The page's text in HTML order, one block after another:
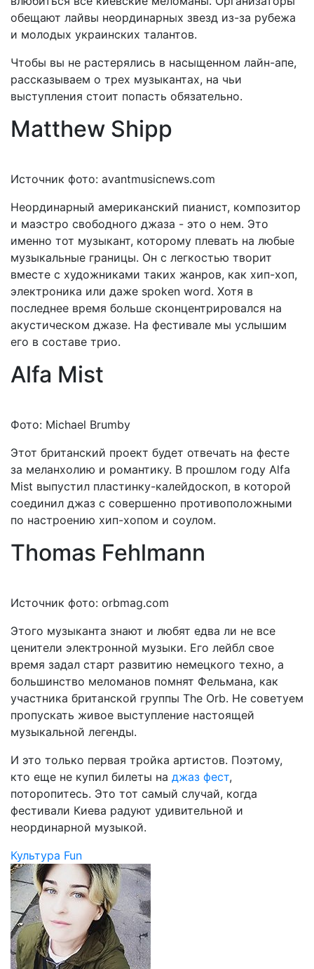
обещают лайвы неординарных звезд из-за рубежа
и молодых украинских талантов.
Чтобы вы не растерялись в насыщенном лайн-апе,
рассказываем о трех музыкантах, на чьи
выступления стоит попасть обязательно.
Matthew Shipp
Источник фото: avantmusicnews.com
Неординарный американский пианист, композитор
и маэстро свободного джаза - это о нем. Это
именно тот музыкант, которому плевать на любые
музыкальные границы. Он с легкостью творит
вместе с художниками таких жанров, как хип-хоп,
электроника или даже spoken word. Хотя в
последнее время больше сконцентрировался на
акустическом джазе. На фестивале мы услышим
его в составе трио.
Alfa Mist
Фото: Michael Brumby
Этот британский проект будет отвечать на фесте
за меланхолию и романтику. В прошлом году Alfa
Mist выпустил пластинку-калейдоскоп, в которой
соединил джаз с совершенно противоположными
по настроению хип-хопом и соулом.
Thomas Fehlmann
Источник фото: orbmag.com
Этого музыканта знают и любят едва ли не все
ценители электронной музыки. Его лейбл свое
время задал старт развитию немецкого техно, а
большинство меломанов помнят Фельмана, как
участника британской группы The Orb. Не советуем
пропускать живое выступление настоящей
музыкальной легенды.
И это только первая тройка артистов. Поэтому,
кто еще не купил билеты на джаз фест,
поторопитесь. Это тот самый случай, когда
фестивали Киева радуют удивительной и
неординарной музыкой.
Культура Fun